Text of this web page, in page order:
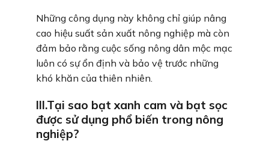
Những công dụng này không chỉ giúp nâng
cao hiệu suất sản xuất nông nghiệp mà còn
đảm bảo rằng cuộc sống nông dân mộc mạc
luôn có sự ổn định và bảo vệ trước những
khó khăn của thiên nhiên.
III.Tại sao bạt xanh cam và bạt sọc
được sử dụng phổ biến trong nông
nghiệp?